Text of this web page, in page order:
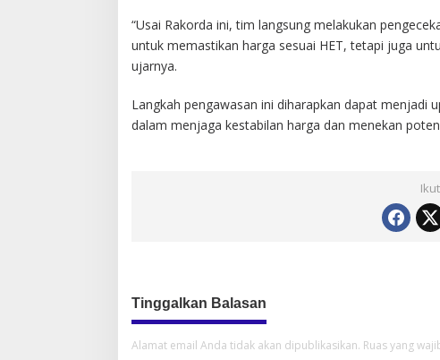
“Usai Rakorda ini, tim langsung melakukan
untuk memastikan harga sesuai HET, tetapi juga
ujarnya.
Langkah pengawasan ini diharapkan dapat menjadi
dalam menjaga kestabilan harga dan menekan
Tinggalkan Balasan
Alamat email Anda tidak akan dipublikasikan. Ruas yang